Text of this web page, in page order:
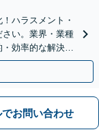
ハラスメント・
い。業界・業種
効率的な解決を
談可】
でお問い合わせ